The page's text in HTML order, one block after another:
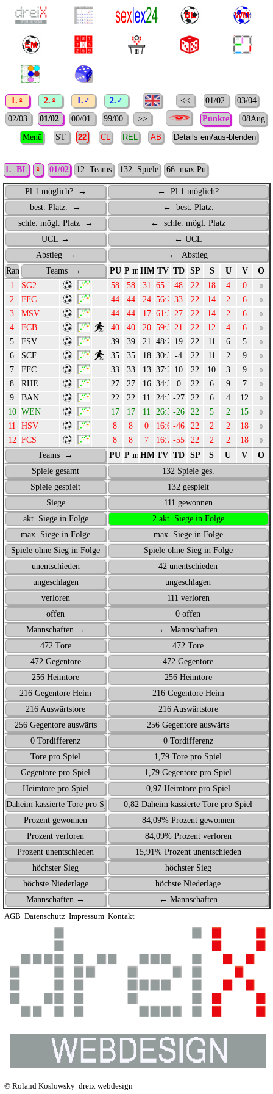
1.♀ 2.♀ 1.♂ 2.♂ << 01/02
03/04
02/03
01/02 00/01 99/00 >> Punkte
08Aug
Menü
ST
1. BL ♀ 01/02 12 Teams 132 Spiele 66 max.Pu
Pl.1 möglich? →
← Pl.1 möglich?
best. Platz. →
← best. Platz.
schle. mögl. Platz →
← schle. mögl. Platz
UCL →
← UCL
Abstieg →
← Abstieg
Rang
Teams → PU P max.
HM TV TD SP S U V
O
SG2
58 58 31 65:1748 22 18 4 0 0
FFC 44 44 24 56:2333 22 14 2 6 0
MSV 44 44 17 61:3427 22 14 2 6 0
FCB 40 40 20 59:3821 22 12 4 6 0
FSV 39 39 21 48:2919 22 11 6 5 0
SCF 35 35 18 30:34-4 22 11 2 9 0
FFC 33 33 13 37:2710 22 10 3 9 0
RHE 27 27 16 34:34 0 22 6 9 7 0
BAN 22 22 11 24:51-27 22 6 4 12 0
WEN 17 17 11 26:52-26 22 5 2 15 0
HSV 8 8 0 16:62-46 22 2 2 18 0
FCS 8 8 7 16:71-55 22 2 2 18 0
Teams → PU P max.
HM TV TD SP S U V
O
Spiele gesamt
132 Spiele ges.
Spiele gespielt
132 gespielt
Siege
111 gewonnen
akt. Siege in Folge
2 akt. Siege in Folge
max. Siege in Folge
max. Siege in Folge
Spiele ohne Sieg in Folge
Spiele ohne Sieg in Folge
unentschieden
42 unentschieden
ungeschlagen
ungeschlagen
verloren
111 verloren
offen
0 offen
Mannschaften →
← Mannschaften
472 Tore
472 Tore
472 Gegentore
472 Gegentore
256 Heimtore
256 Heimtore
216 Gegentore Heim
216 Gegentore Heim
216 Auswärtstore
216 Auswärtstore
256 Gegentore auswärts
256 Gegentore auswärts
0 Tordifferenz
0 Tordifferenz
Tore pro Spiel
1,79 Tore pro Spiel
Gegentore pro Spiel
1,79 Gegentore pro Spiel
Heimtore pro Spiel
0,97 Heimtore pro Spiel
Daheim kassierte Tore pro Spiel
0,82 Daheim kassierte Tore pro Spiel
Prozent gewonnen
84,09% Prozent gewonnen
Prozent verloren
84,09% Prozent verloren
Prozent unentschieden
15,91% Prozent unentschieden
höchster Sieg
höchster Sieg
höchste Niederlage
höchste Niederlage
Mannschaften →
← Mannschaften
AGB Datenschutz Impressum Kontakt
© Roland Koslowsky dreix webdesign